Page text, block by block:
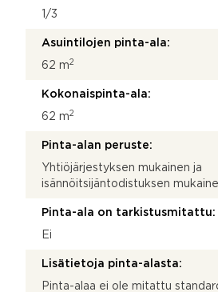
1/3
Asuintilojen pinta-ala:
62 m2
Kokonaispinta-ala:
62 m2
Pinta-alan peruste:
Yhtiöjärjestyksen mukainen ja
isännöitsijäntodistuksen
Pinta-ala on tarkistusmitattu:
Ei
Lisätietoja pinta-alasta:
Pinta-alaa ei ole mitattu